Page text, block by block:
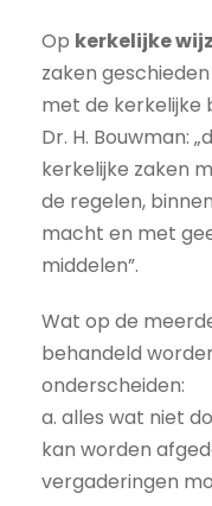
Op kerkelijke
zaken
met de kerkelijke
Dr. H. Bouwman:
kerkelijke zaken
de regelen,
macht en met
middelen”.
Wat op de
behandeld
onderscheiden:
a. alles wat niet
kan worden
vergaderingen